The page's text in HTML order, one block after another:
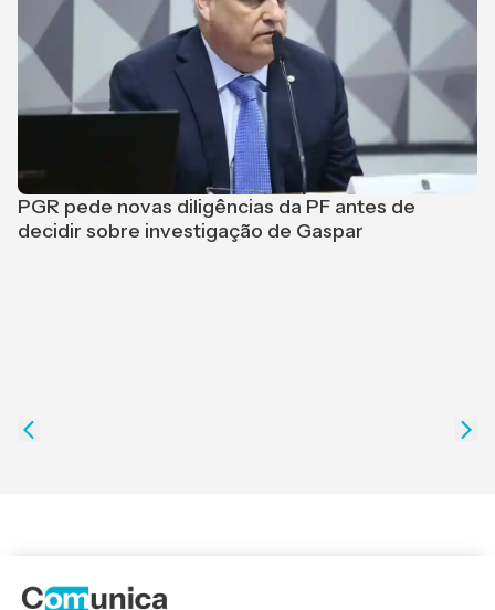
PGR pede novas diligências da PF antes de
decidir sobre investigação de Gaspar